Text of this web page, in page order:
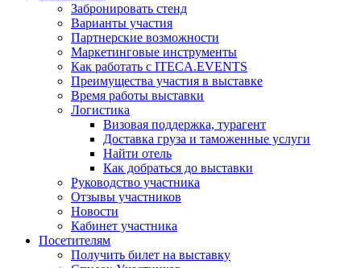
Забронировать стенд
Варианты участия
Партнерские возможности
Маркетинговые инструменты
Как работать с ITECA.EVENTS
Преимущества участия в выставке
Время работы выставки
Логистика
Визовая поддержка, турагент
Доставка груза и таможенные услуги
Найти отель
Как добраться до выставки
Руководство участника
Отзывы участников
Новости
Кабинет участника
Посетителям
Получить билет на выставку